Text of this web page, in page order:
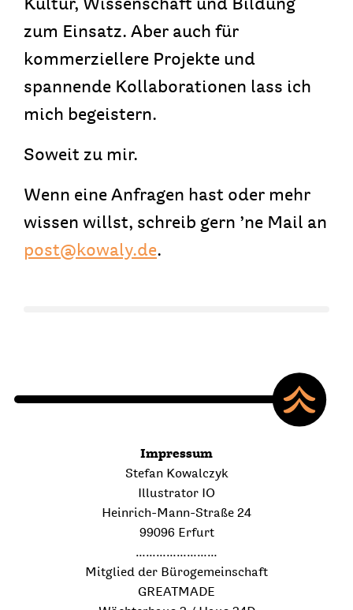
zum Einsatz. Aber auch für
kommerziellere Projekte und
spannende Kollaborationen lass ich
mich begeistern.
Soweit zu mir.
Wenn eine Anfragen hast oder mehr
wissen willst, schreib gern ’ne Mail an
post@kowaly.de.
Impressum
Stefan Kowalczyk
Illustrator IO
Heinrich-Mann-Straße 24
99096 Erfurt
……………………
Mitglied der Bürogemeinschaft
GREATMADE